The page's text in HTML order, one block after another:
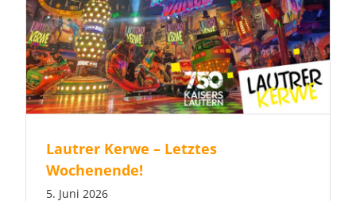
Lautrer Kerwe – Letztes
Wochenende!
5. Juni 2026